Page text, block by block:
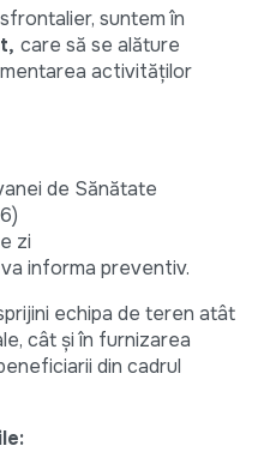
suntem în
care să se alăture
activităților
de Sănătate
zi
informa preventiv.
echipa de teren atât
cât și în furnizarea
din cadrul